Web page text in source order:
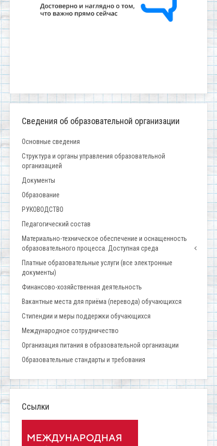
Сведения об образовательной организации
Основные сведения
Структура и органы управления образовательной
организацией
Документы
Образование
РУКОВОДСТВО
Педагогический состав
Материально-техническое обеспечение и оснащенность
образовательного процесса. Доступная среда
Платные образовательные услуги (все электронные
документы)
Финансово-хозяйственная деятельность
Вакантные места для приёма (перевода) обучающихся
Стипендии и меры поддержки обучающихся
Международное сотрудничество
Организация питания в образовательной организации
Образовательные стандарты и требования
Ссылки